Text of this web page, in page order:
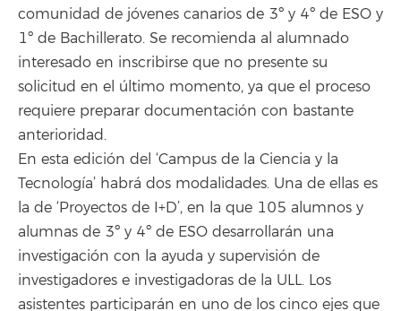
comunidad de jóvenes canarios de 3º y 4º de ESO y
1º de Bachillerato. Se recomienda al alumnado
interesado en inscribirse que no presente su
solicitud en el último momento, ya que el proceso
requiere preparar documentación con bastante
anterioridad.
En esta edición del ‘Campus de la Ciencia y la
Tecnología’ habrá dos modalidades. Una de ellas es
la de ‘Proyectos de I+D’, en la que 105 alumnos y
alumnas de 3º y 4º de ESO desarrollarán una
investigación con la ayuda y supervisión de
investigadores e investigadoras de la ULL. Los
asistentes participarán en uno de los cinco ejes que